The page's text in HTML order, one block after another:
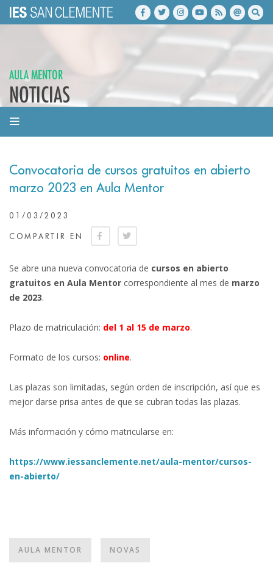
AULA MENTOR
NOTICIAS
Convocatoria de cursos gratuitos en abierto
marzo 2023 en Aula Mentor
01/03/2023
COMPARTIR EN
Se abre una nueva convocatoria de cursos en abierto
gratuitos en Aula Mentor correspondiente al mes de marzo
de 2023.
Plazo de matriculación: del 1 al 15 de marzo.
Formato de los cursos: online.
Las plazas son limitadas, según orden de inscripción, así que es
mejor darse prisa antes de que se cubran todas las plazas.
Más información y cómo matricularse en:
https://www.iessanclemente.net/aula-mentor/cursos-
en-abierto/
AULA MENTOR NOVAS